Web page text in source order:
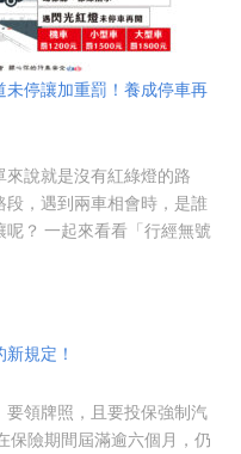
停讓加重罰！養成停車再
說就是沒有紅綠燈的路
段，遇到兩車相會時，是誰
？ 一起來看看「行經無號
規定！
領牌照，且要投保強制汽
保險期間屆滿逾六個月，仍